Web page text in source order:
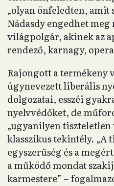
„olyan önfeledten, amit
Nádasdy engedhet
világpolgár, akinek az
rendező, karnagy,
Rajongott a termékeny
úgynevezett liberális
dolgozatai, esszéi
nyelvvédőket, de
„ugyanilyen
klasszikus tekintély. „A
egyszerűség és a
a működő mondat
karmestere” –